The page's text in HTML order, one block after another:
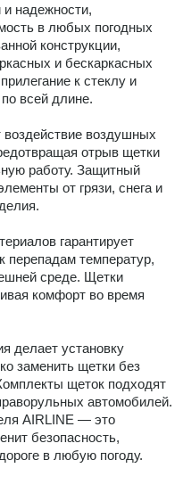
и надежности,
в любых погодных
конструкции,
и бескаркасных
к стеклу и
всей длине.
воздушных
отрыв щетки
работу. Защитный
от грязи, снега и
гарантирует
перепадам температур,
среде. Щетки
комфорт во время
делает установку
заменить щетки без
щеток подходят
автомобилей.
AIRLINE — это
безопасность,
в любую погоду.